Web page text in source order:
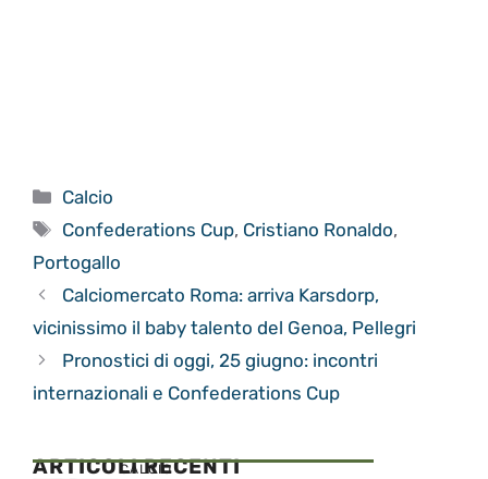
Categorie
Calcio
Tag
Confederations Cup, Cristiano Ronaldo,
Portogallo
Calciomercato Roma: arriva Karsdorp,
vicinissimo il baby talento del Genoa, Pellegri
Pronostici di oggi, 25 giugno: incontri
internazionali e Confederations Cup
ARTICOLI RECENTI
CALCIO